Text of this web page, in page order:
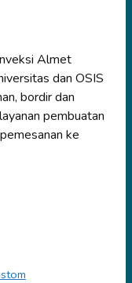
Almet
dan OSIS
bordir dan
pembuatan
ke